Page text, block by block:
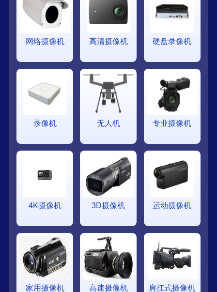
网络摄像机 高清摄像机 硬盘录像机
录像机 无人机 专业摄像机
4K摄像机 3D摄像机 运动摄像机
家用摄像机 高速摄像机 肩扛式摄像机